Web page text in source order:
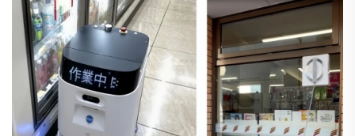
je umiestnený špeciálny robot na dopĺňanie tovaru za
poličkami s nápojmi a alkoholom. Robot pozostáva z
koľajníc, podporných stĺpov a manipulátora, ktorým sa
tovar uchytáva. Umelá inteligencia (AI) na základe predaja
vyhodnocuje, ktorý tovar má prioritu a následne ho robot
zoberie zo skladovacej police a uloží na predajnú pole. V
prípade ručnej práce by toto dopĺňanie trvalo približne 10
hodín týždenne...